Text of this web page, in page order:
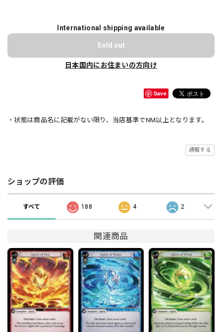
International shipping available
Sold out
日本国内にお住まいの方向け
Save
・状態は商品名に記載がない限り、当店基準でNM以上となります。
通報する
ショップの評価
すべて 188 4 2
関連商品